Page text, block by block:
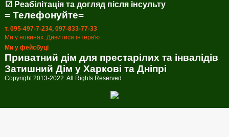
☑ Реабілітація та догляд після інсульту
= Телефонуйте=
т. 095-497-7-234, 097-833-77-33
Ми у новинах. Дивитися інтерв'ю
Ми у фейсбуці
Приватний дім для престарілих та інвалідів
Затишний Дім у Харкові та Дніпрі
Copyright 2013-2022. All Rights Reserved.